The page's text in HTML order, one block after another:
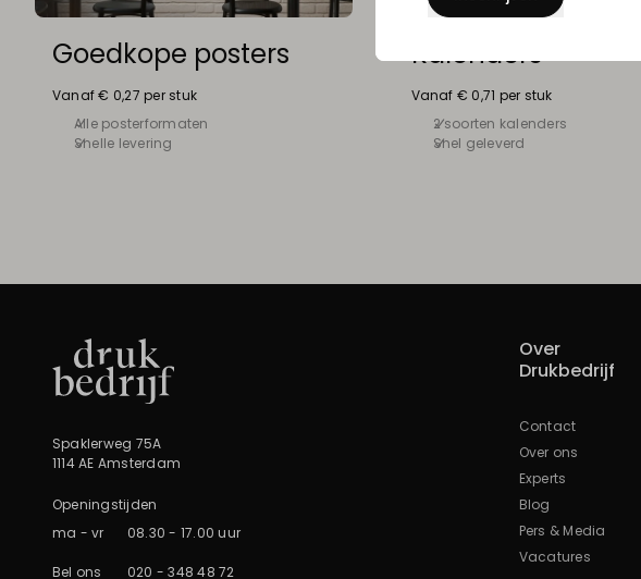
Goedkope posters
Vanaf € 0,27 per stuk
Alle posterformaten
Snelle levering
Kalenders
Vanaf € 0,71 per stuk
2 soorten kalenders
Snel geleverd
Spaklerweg 75A
1114 AE Amsterdam
Openingstijden
ma - vr
08.30 - 17.00 uur
Bel ons 020 - 348 48 72
Over
Drukbedrijf
Contact
Over ons
Experts
Blog
Pers & Media
Vacatures